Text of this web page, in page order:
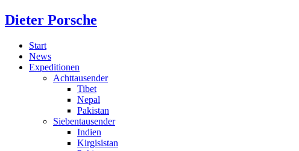
Dieter Porsche
Start
News
Expeditionen
Achttausender
Tibet
Nepal
Pakistan
Siebentausender
Indien
Kirgisistan